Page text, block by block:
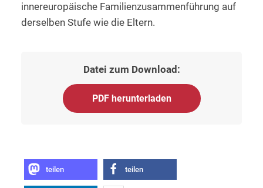
innereuropäische Familienzusammenführung auf
derselben Stufe wie die Eltern.
Datei zum Download:
PDF herunterladen
teilen teilen